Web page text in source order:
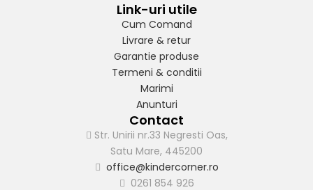
Link-uri utile
Cum Comand
Livrare & retur
Garantie produse
Termeni & conditii
Marimi
Anunturi
Contact
Str. Unirii nr.33 Negresti Oas,
Satu Mare, 445200
office@kindercorner.ro
0261 854 926